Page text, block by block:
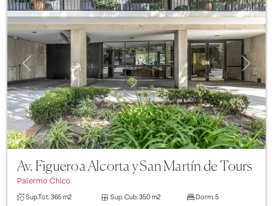
Previous Next
Av. Figueroa Alcorta y San Martín de Tours
Palermo Chico
Sup.Tot.365 m2 Sup. Cub. 350 m2 Dorm. 5